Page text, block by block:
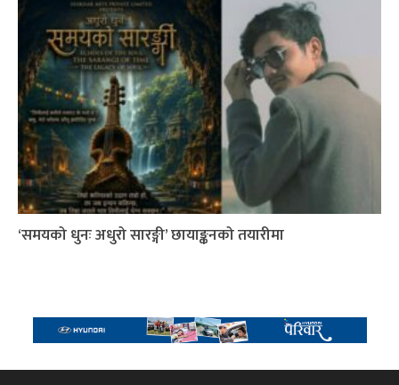
‘समयको धुनः अधुरो सारङ्गी’ छायाङ्कनको तयारीमा